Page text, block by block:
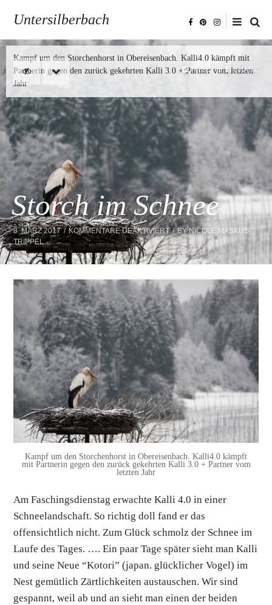
Untersilberbach
Storch im Schnee
8. MÄRZ 2017 KOMMENTARE DEAKTIVIERTFÜR
STORCH
IM
SCHNEE
BYNICOLE MASKUS-
TRIPPEL
TWEET or SHARE
Kampf um den Storchenhorst in Obereisenbach. Kalli4.0 kämpft mit
Partnerin gegen den zurück gekehrten Kalli 3.0 + Partner vom letzten
Jahr
Kampf um den Storchenhorst in Obereisenbach. Kalli4.0 kämpft
mit Partnerin gegen den zurück gekehrten Kalli 3.0 + Partner vom
letzten Jahr
Am Faschingsdienstag erwachte Kalli 4.0 in einer
Schneelandschaft. So richtig doll fand er das
offensichtlich nicht. Zum Glück schmolz der Schnee im
Laufe des Tages. …. Ein paar Tage später sieht man Kalli
und seine Neue “Kotori” (japan. glücklicher Vogel) im
Nest gemütlich Zärtlichkeiten austauschen. Wir sind
gespannt, weil ab und an sieht man einen der beiden